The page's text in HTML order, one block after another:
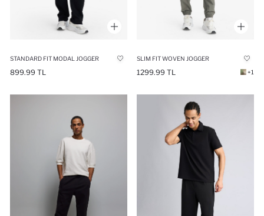
STANDARD FIT MODAL JOGGER
899.99 TL
SLIM FIT WOVEN JOGGER
1299.99 TL +1